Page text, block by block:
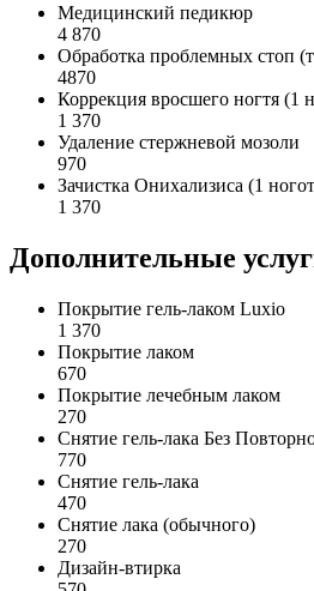
Медицинский педикюр
4 870
Обработка проблемных стоп
4870
Коррекция вросшего ногтя (1
1 370
Удаление стержневой мозоли
970
Зачистка Онихализиса (1
1 370
Дополнительные
Покрытие гель-лаком Luxio
1 370
Покрытие лаком
670
Покрытие лечебным лаком
270
Снятие гель-лака Без
770
Снятие гель-лака
470
Снятие лака (обычного)
270
Дизайн-втирка